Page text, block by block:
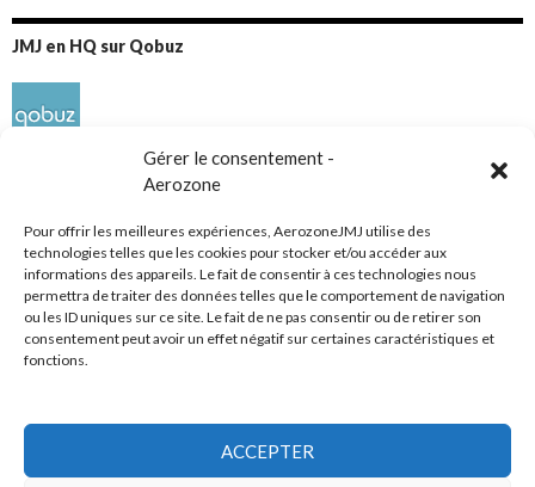
Gérer le consentement -
Aerozone
Pour offrir les meilleures expériences, AerozoneJMJ utilise des
technologies telles que les cookies pour stocker et/ou accéder aux
informations des appareils. Le fait de consentir à ces technologies nous
permettra de traiter des données telles que le comportement de navigation
ou les ID uniques sur ce site. Le fait de ne pas consentir ou de retirer son
consentement peut avoir un effet négatif sur certaines caractéristiques et
fonctions.
ACCEPTER
JMJ en HQ sur Qobuz
Réseaux sociaux